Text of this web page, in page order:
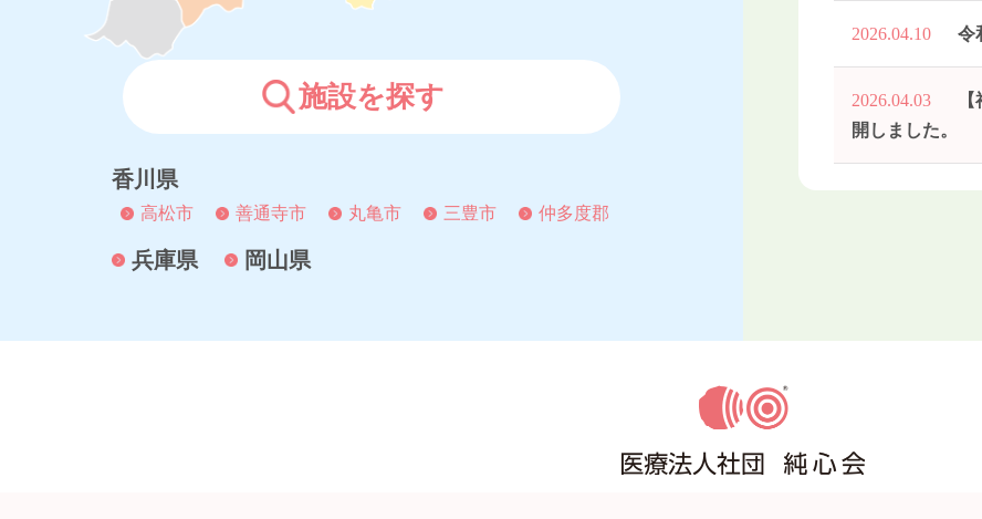
施設を探す
香川県
高松市 善通寺市 丸亀市 三豊市 仲多度郡
兵庫県 岡山県
2026.04.10 令
2026.04.03
開しました。